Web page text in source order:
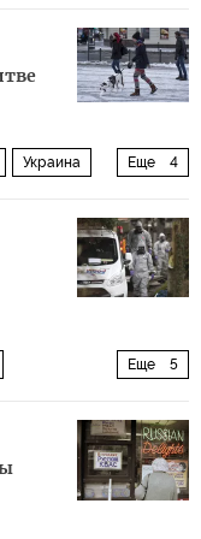
Еще 4
Украина
Еще 5
последствия